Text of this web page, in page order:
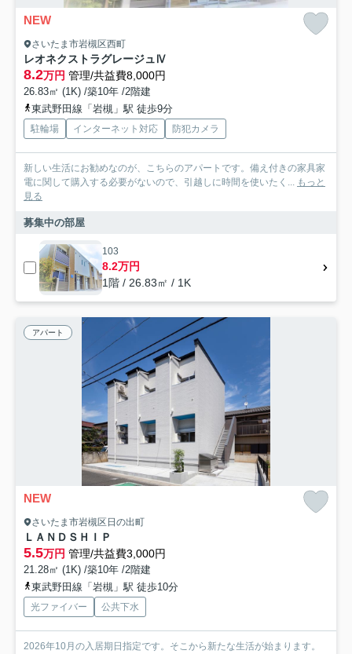
NEW
さいたま市岩槻区西町
レオネクストラグレージュⅣ
8.2万円 管理/共益費8,000円
26.83㎡ (1K) /築10年 /2階建
東武野田線「岩槻」駅 徒歩9分
駐輪場 インターネット対応 防犯カメラ
新しい生活にお勧めなのが、こちらのアパートです。備え付きの家具家
電に関して購入する必要がないので、引越しに時間を使いたく... もっと
見る
募集中の部屋
103
8.2万円
1階 / 26.83㎡ / 1K
アパート
NEW
さいたま市岩槻区日の出町
ＬＡＮＤＳＨＩＰ
5.5万円 管理/共益費3,000円
21.28㎡ (1K) /築10年 /2階建
東武野田線「岩槻」駅 徒歩10分
光ファイバー 公共下水
2026年10月の入居期日指定です。そこから新たな生活が始まります。